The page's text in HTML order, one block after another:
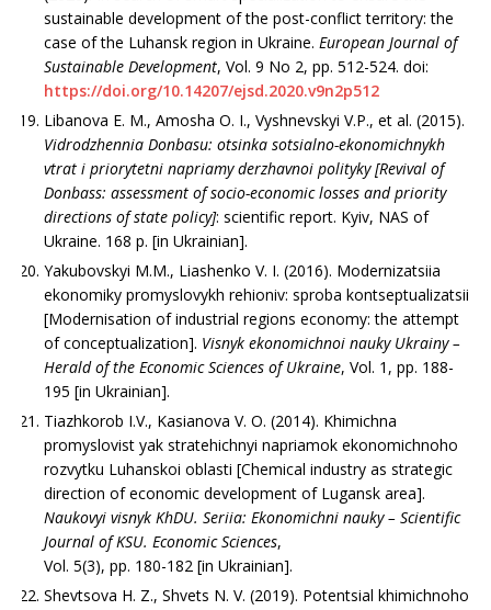
sustainable development of the post-conflict territory: the
case of the Luhansk region in Ukraine. European Journal of
Sustainable Development, Vol. 9 No 2, pp. 512-524. doi:
https://doi.org/10.14207/ejsd.2020.v9n2p512
Libanova E. M., Amosha O. I., Vyshnevskyi V.P., et al. (2015).
Vidrodzhennia Donbasu: otsinka sotsialno-ekonomichnykh
vtrat i priorytetni napriamy derzhavnoi polityky [Revival of
Donbass: assessment of socio-economic losses and priority
directions of state policy]: scientific report. Kyiv, NAS of
Ukraine. 168 p. [in Ukrainian].
Yakubovskyi M.M., Liashenko V. I. (2016). Modernizatsiia
ekonomiky promyslovykh rehioniv: sproba kontseptualizatsii
[Modernisation of industrial regions economy: the attempt
of conceptualization]. Visnyk ekonomichnoi nauky Ukrainy –
Herald of the Economic Sciences of Ukraine, Vol. 1, pp. 188-
195 [in Ukrainian].
Tiazhkorob I.V., Kasianova V. O. (2014). Khi­michna
promyslovist yak stratehichnyi napriamok eko­nomichnoho
rozvytku Luhanskoi oblasti [Chemical industry as strategic
direction of economic development of Lugansk area].
Naukovyi visnyk KhDU. Seriia: Ekonomichni nauky – Scientific
Journal of KSU. Economic Sciences,
Vol. 5(3), pp. 180-182 [in Ukrainian].
Shevtsova H. Z., Shvets N. V. (2019). Potentsial khimichnoho